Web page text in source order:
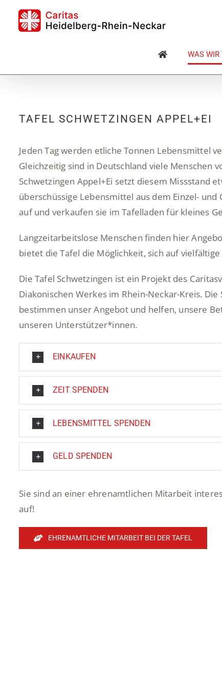
WAS WIR
TAFEL SCHWETZINGEN APPEL+EI
Jeden Tag werden etliche Tonnen Lebensmittel
Gleichzeitig sind in Deutschland viele Menschen
Schwetzingen Appel+Ei setzt diesem Missstand
überschüssige Lebensmittel aus dem Einzel-
auf und verkaufen sie im Tafelladen für kleines
Langzeitarbeitslose Menschen finden hier
bietet die Tafel die Möglichkeit, sich auf
Die Tafel Schwetzingen ist ein Projekt des
Diakonischen Werkes im Rhein-Neckar-Kreis.
bestimmen unser Angebot und helfen, unsere
unseren Unterstützer*innen.
EINKAUFEN
ZEIT SPENDEN
LEBENSMITTEL SPENDEN
GELD SPENDEN
Sie sind an einer ehrenamtlichen Mitarbeit
auf!
EHRENAMTLICHE MITARBEIT BEI DER TAFEL